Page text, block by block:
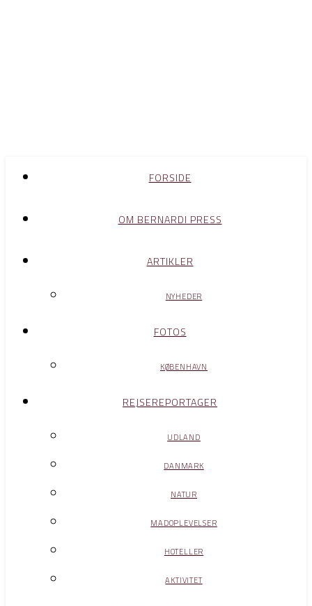
FORSIDE
OM BERNARDI PRESS
ARTIKLER
NYHEDER
FOTOS
KØBENHAVN
REJSEREPORTAGER
UDLAND
DANMARK
NATUR
MADOPLEVELSER
HOTELLER
AKTIVITET